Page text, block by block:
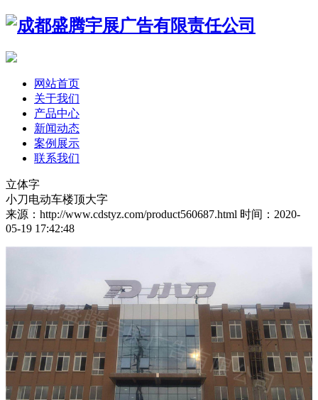
网站首页
关于我们
产品中心
新闻动态
案例展示
联系我们
立体字
小刀电动车楼顶大字
来源：http://www.cdstyz.com/product560687.html 时间：2020-
05-19 17:42:48